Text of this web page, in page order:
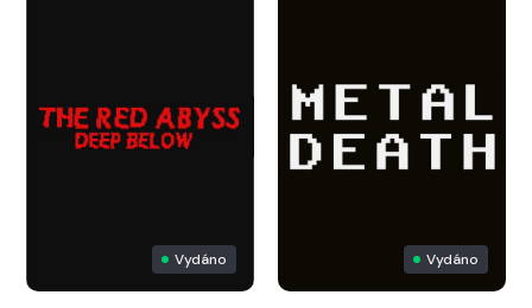
Vydáno Vydáno